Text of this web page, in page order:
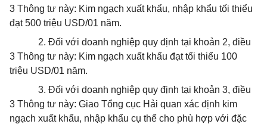
3 Thông tư này: Kim ngạch xuất khẩu, nhập khẩu tối thiểu
đạt 500 triệu USD/01 năm.
2. Đối với doanh nghiệp quy định tại khoản 2, điều
3 Thông tư này: Kim ngạch xuất khẩu đạt tối thiểu 100
triệu USD/01 năm.
3. Đối với doanh nghiệp quy định tại khoản 3, điều
3 Thông tư này: Giao Tổng cục Hải quan xác định kim
ngạch xuất khẩu, nhập khẩu cụ thể cho phù hợp với đặc